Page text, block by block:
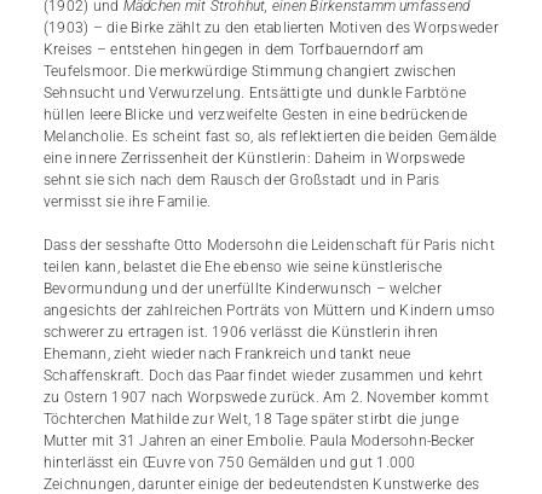
(1902) und Mädchen mit Strohhut, einen Birkenstamm umfassend
(1903) – die Birke zählt zu den etablierten Motiven des Worpsweder
Kreises – entstehen hingegen in dem Torfbauerndorf am
Teufelsmoor. Die merkwürdige Stimmung changiert zwischen
Sehnsucht und Verwurzelung. Entsättigte und dunkle Farbtöne
hüllen leere Blicke und verzweifelte Gesten in eine bedrückende
Melancholie. Es scheint fast so, als reflektierten die beiden Gemälde
eine innere Zerrissenheit der Künstlerin: Daheim in Worpswede
sehnt sie sich nach dem Rausch der Großstadt und in Paris
vermisst sie ihre Familie.
Dass der sesshafte Otto Modersohn die Leidenschaft für Paris nicht
teilen kann, belastet die Ehe ebenso wie seine künstlerische
Bevormundung und der unerfüllte Kinderwunsch – welcher
angesichts der zahlreichen Porträts von Müttern und Kindern umso
schwerer zu ertragen ist. 1906 verlässt die Künstlerin ihren
Ehemann, zieht wieder nach Frankreich und tankt neue
Schaffenskraft. Doch das Paar findet wieder zusammen und kehrt
zu Ostern 1907 nach Worpswede zurück. Am 2. November kommt
Töchterchen Mathilde zur Welt, 18 Tage später stirbt die junge
Mutter mit 31 Jahren an einer Embolie. Paula Modersohn-Becker
hinterlässt ein Œuvre von 750 Gemälden und gut 1.000
Zeichnungen, darunter einige der bedeutendsten Kunstwerke des